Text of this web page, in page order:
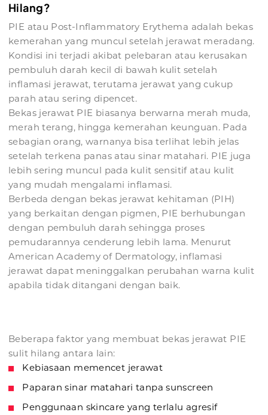
Hilang?
PIE atau Post-Inflammatory Erythema adalah bekas
kemerahan yang muncul setelah jerawat meradang.
Kondisi ini terjadi akibat pelebaran atau kerusakan
pembuluh darah kecil di bawah kulit setelah
inflamasi jerawat, terutama jerawat yang cukup
parah atau sering dipencet.
Bekas jerawat PIE biasanya berwarna merah muda,
merah terang, hingga kemerahan keunguan. Pada
sebagian orang, warnanya bisa terlihat lebih jelas
setelah terkena panas atau sinar matahari. PIE juga
lebih sering muncul pada kulit sensitif atau kulit
yang mudah mengalami inflamasi.
Berbeda dengan bekas jerawat kehitaman (PIH)
yang berkaitan dengan pigmen, PIE berhubungan
dengan pembuluh darah sehingga proses
pemudarannya cenderung lebih lama. Menurut
American Academy of Dermatology, inflamasi
jerawat dapat meninggalkan perubahan warna kulit
apabila tidak ditangani dengan baik.
Beberapa faktor yang membuat bekas jerawat PIE
sulit hilang antara lain:
Kebiasaan memencet jerawat
Paparan sinar matahari tanpa sunscreen
Penggunaan skincare yang terlalu agresif